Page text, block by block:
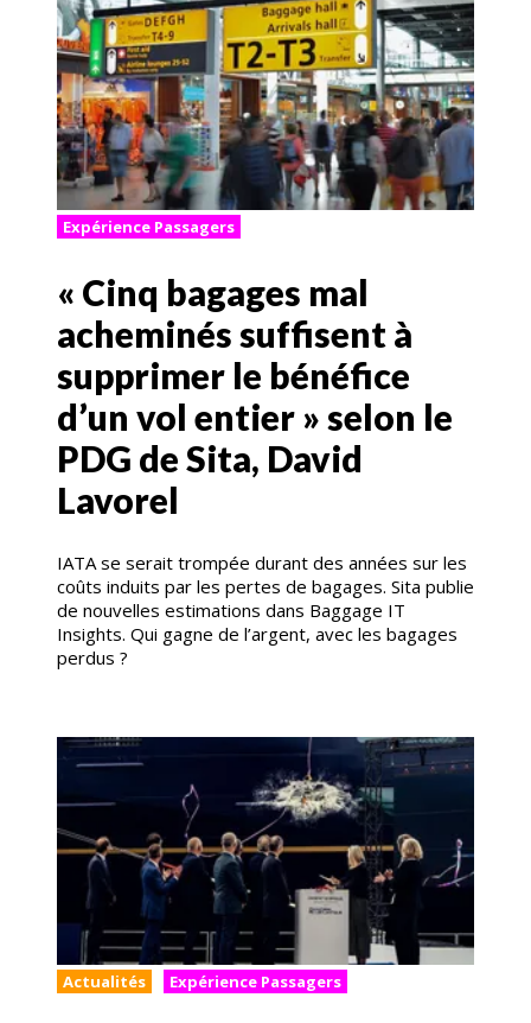
Expérience Passagers
« Cinq bagages mal
acheminés suffisent à
supprimer le bénéfice
d’un vol entier » selon le
PDG de Sita, David
Lavorel
IATA se serait trompée durant des années sur les
coûts induits par les pertes de bagages. Sita publie
de nouvelles estimations dans Baggage IT
Insights. Qui gagne de l’argent, avec les bagages
perdus ?
Actualités Expérience Passagers